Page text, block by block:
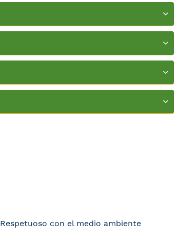
Respetuoso con el medio ambiente